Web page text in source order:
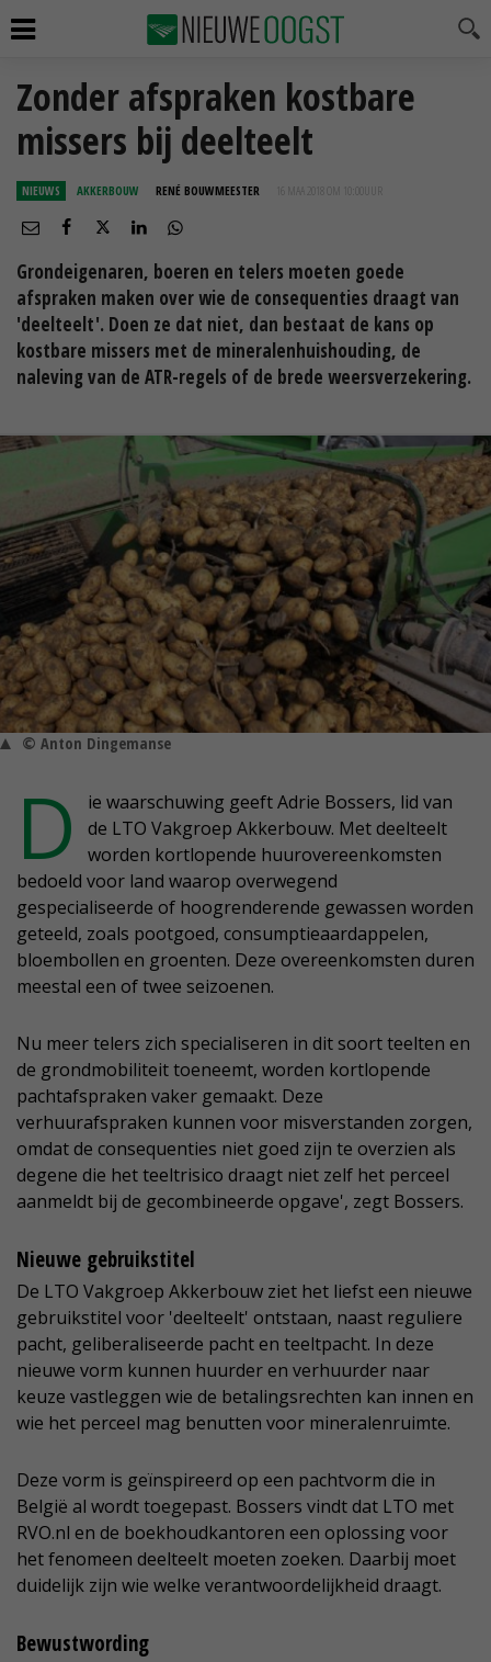
Zonder afspraken kostbare
missers bij deelteelt
NIEUWS AKKERBOUW RENÉ BOUWMEESTER 16 MAA 2018 OM 10:00
Grondeigenaren, boeren en telers moeten goede
afspraken maken over wie de consequenties draagt van
'deelteelt'. Doen ze dat niet, dan bestaat de kans op
kostbare missers met de mineralenhuishouding, de
naleving van de ATR-regels of de brede weersverzekering.
© Anton Dingemanse
D
ie waarschuwing geeft Adrie Bossers, lid van
de LTO Vakgroep Akkerbouw. Met deelteelt
worden kortlopende huurovereenkomsten
bedoeld voor land waarop overwegend
gespecialiseerde of hoogrenderende gewassen worden
geteeld, zoals pootgoed, consumptieaardappelen,
bloembollen en groenten. Deze overeenkomsten duren
meestal een of twee seizoenen.
Nu meer telers zich specialiseren in dit soort teelten en
de grondmobiliteit toeneemt, worden kortlopende
pachtafspraken vaker gemaakt. Deze
verhuurafspraken kunnen voor misverstanden zorgen,
omdat de consequenties niet goed zijn te overzien als
degene die het teeltrisico draagt niet zelf het perceel
aanmeldt bij de gecombineerde opgave', zegt Bossers.
Nieuwe gebruikstitel
De LTO Vakgroep Akkerbouw ziet het liefst een nieuwe
gebruikstitel voor 'deelteelt' ontstaan, naast reguliere
pacht, geliberaliseerde pacht en teeltpacht. In deze
nieuwe vorm kunnen huurder en verhuurder naar
keuze vastleggen wie de betalingsrechten kan innen en
wie het perceel mag benutten voor mineralenruimte.
Deze vorm is geïnspireerd op een pachtvorm die in
België al wordt toegepast. Bossers vindt dat LTO met
RVO.nl en de boekhoudkantoren een oplossing voor
het fenomeen deelteelt moeten zoeken. Daarbij moet
duidelijk zijn wie welke verantwoordelijkheid draagt.
Bewustwording